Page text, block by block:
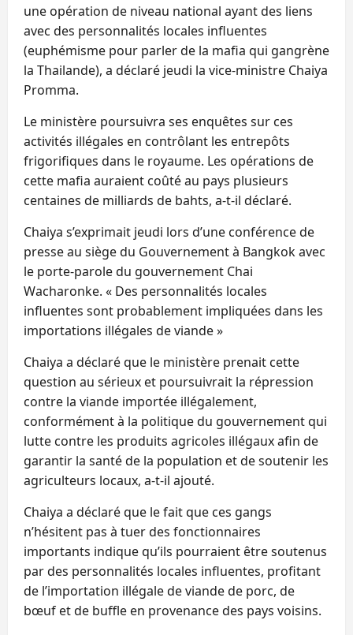
une opération de niveau national ayant des liens
avec des personnalités locales influentes
(euphémisme pour parler de la mafia qui gangrène
la Thailande), a déclaré jeudi la vice-ministre Chaiya
Promma.
Le ministère poursuivra ses enquêtes sur ces
activités illégales en contrôlant les entrepôts
frigorifiques dans le royaume. Les opérations de
cette mafia auraient coûté au pays plusieurs
centaines de milliards de bahts, a-t-il déclaré.
Chaiya s’exprimait jeudi lors d’une conférence de
presse au siège du Gouvernement à Bangkok avec
le porte-parole du gouvernement Chai
Wacharonke. « Des personnalités locales
influentes sont probablement impliquées dans les
importations illégales de viande »
Chaiya a déclaré que le ministère prenait cette
question au sérieux et poursuivrait la répression
contre la viande importée illégalement,
conformément à la politique du gouvernement qui
lutte contre les produits agricoles illégaux afin de
garantir la santé de la population et de soutenir les
agriculteurs locaux, a-t-il ajouté.
Chaiya a déclaré que le fait que ces gangs
n’hésitent pas à tuer des fonctionnaires
importants indique qu’ils pourraient être soutenus
par des personnalités locales influentes, profitant
de l’importation illégale de viande de porc, de
bœuf et de buffle en provenance des pays voisins.